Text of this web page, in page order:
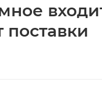
поставки